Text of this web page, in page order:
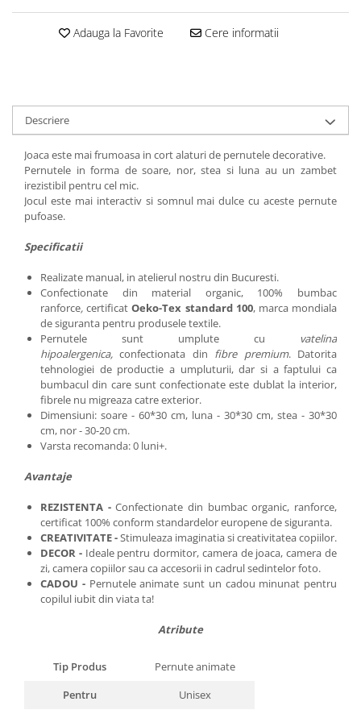
Adauga la Favorite Cere informatii
Descriere
Joaca este mai frumoasa in cort alaturi de pernutele decorative.
Pernutele in forma de soare, nor, stea si luna au un zambet
irezistibil pentru cel mic.
Jocul este mai interactiv si somnul mai dulce cu aceste pernute
pufoase.
Specificatii
Realizate manual, in atelierul nostru din Bucuresti.
Confectionate din material organic, 100% bumbac
ranforce, certificatOeko-Tex standard 100, marca mondiala
de siguranta pentru produsele textile.
Pernutele sunt umplute cu vatelina
hipoalergenica,confectionata din fibre premium. Datorita
tehnologiei de productie a umpluturii, dar si a faptului ca
bumbacul din care sunt confectionate este dublat la interior,
fibrele nu migreaza catre exterior.
Dimensiuni: soare - 60*30 cm, luna - 30*30 cm, stea - 30*30
cm, nor - 30-20 cm.
Varsta recomanda: 0 luni+.
Avantaje
REZISTENTA -Confectionate din bumbac organic, ranforce,
certificat 100% conform standardelor europene de siguranta.
CREATIVITATE -Stimuleaza imaginatia si creativitatea copiilor.
DECOR - Ideale pentru dormitor, camera de joaca, camera de
zi, camera copiilor sau ca accesorii in cadrul sedintelor foto.
CADOU - Pernutele animate sunt un cadou minunat pentru
copilul iubit din viata ta!
Atribute
Tip Produs
Pernute animate
Pentru
Unisex